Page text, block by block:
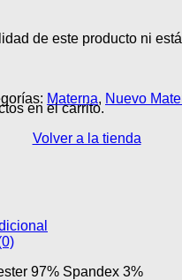
en el carrito.
Volver a la tienda
de este producto ni
Materna, Nuevo
97% Spandex 3%